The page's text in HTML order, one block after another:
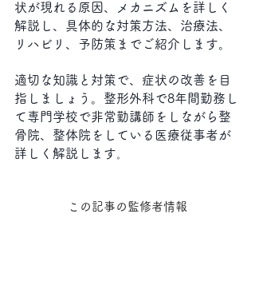
状が現れる原因、メカニズムを詳しく
解説し、具体的な対策方法、治療法、
リハビリ、予防策までご紹介します。
適切な知識と対策で、症状の改善を目
指しましょう。整形外科で8年間勤務し
て専門学校で非常勤講師をしながら整
骨院、整体院をしている医療従事者が
詳しく解説します
この記事の監修者情報